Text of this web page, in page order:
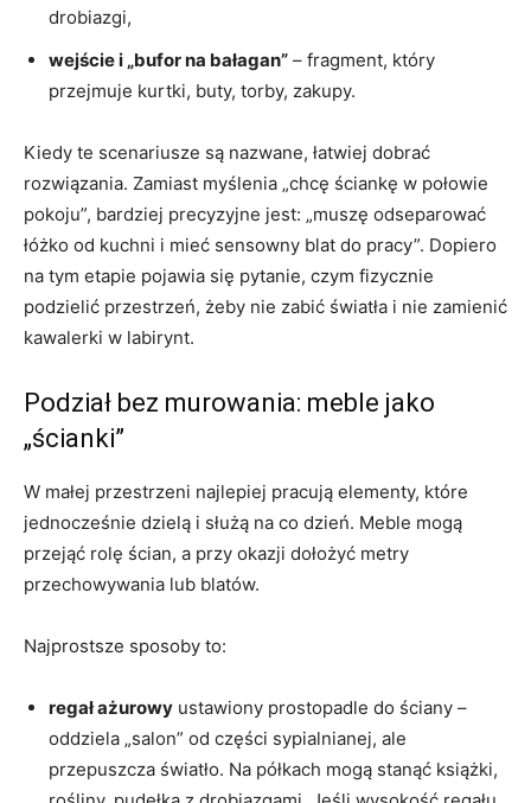
drobiazgi,
wejście i „bufor na bałagan” – fragment, który
przejmuje kurtki, buty, torby, zakupy.
Kiedy te scenariusze są nazwane, łatwiej dobrać
rozwiązania. Zamiast myślenia „chcę ściankę w połowie
pokoju”, bardziej precyzyjne jest: „muszę odseparować
łóżko od kuchni i mieć sensowny blat do pracy”. Dopiero
na tym etapie pojawia się pytanie, czym fizycznie
podzielić przestrzeń, żeby nie zabić światła i nie zamienić
kawalerki w labirynt.
Podział bez murowania: meble jako
„ścianki”
W małej przestrzeni najlepiej pracują elementy, które
jednocześnie dzielą i służą na co dzień. Meble mogą
przejąć rolę ścian, a przy okazji dołożyć metry
przechowywania lub blatów.
Najprostsze sposoby to:
regał ażurowy ustawiony prostopadle do ściany –
oddziela „salon” od części sypialnianej, ale
przepuszcza światło. Na półkach mogą stanąć książki,